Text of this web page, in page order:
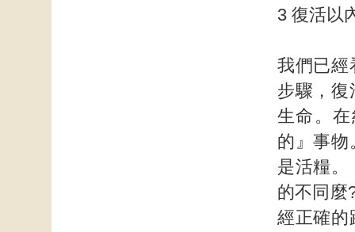
3 復活以
我們已經
步驟，復
生命。
的』事物
是活糧。
的不同麼
經正確的